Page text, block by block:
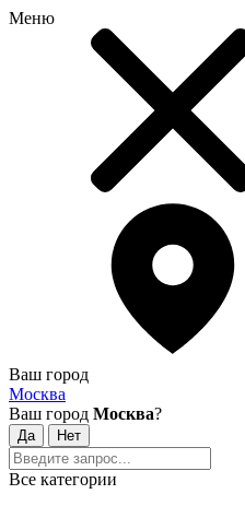
Меню
Ваш город
Москва
Ваш город Москва?
Все категории